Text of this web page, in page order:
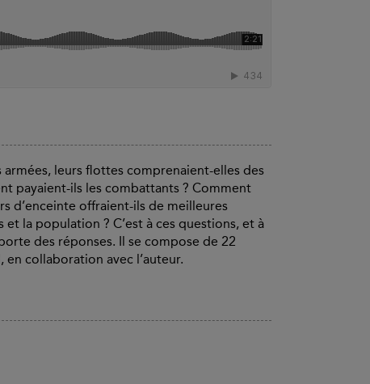
leurs flottes comprenaient-elles des
payaient-ils les combattants ? Comment
d’enceinte offraient-ils de meilleures
la population ? C’est à ces questions, et à
des réponses. Il se compose de 22
collaboration avec l’auteur.